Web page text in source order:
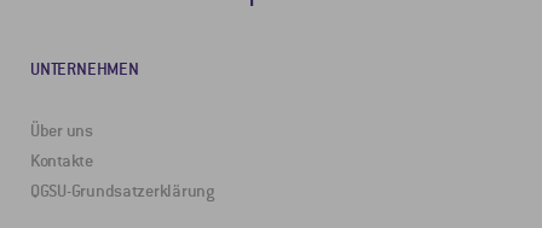
UNTERNEHMEN
Über uns
Kontakte
QGSU-Grundsatzerklärung